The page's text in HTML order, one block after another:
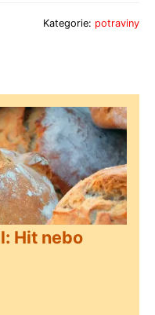
Kategorie: potraviny
Hit nebo